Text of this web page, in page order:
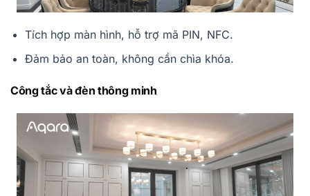
Tích hợp màn hình, hỗ trợ mã PIN, NFC.
Đảm bảo an toàn, không cần chìa khóa.
Công tắc và đèn thông minh